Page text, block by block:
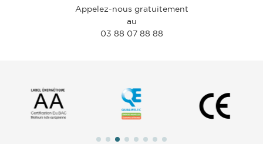
Appelez-nous gratuitement
au
03 88 07 88 88